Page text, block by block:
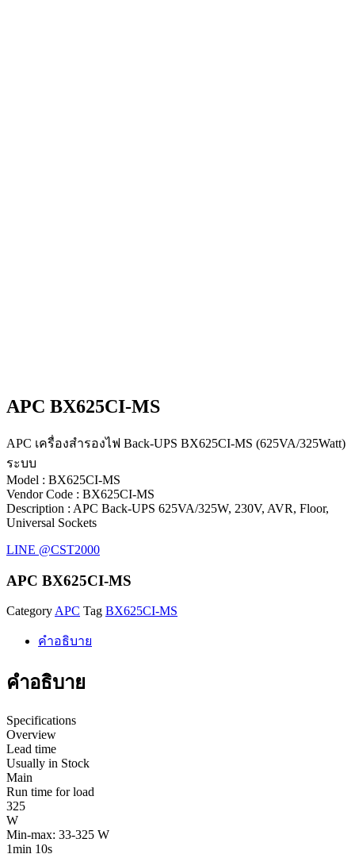
APC BX625CI-MS
APC เครื่องสำรองไฟ Back-UPS BX625CI-MS (625VA/325Watt)
ระบบ
Model : BX625CI-MS
Vendor Code : BX625CI-MS
Description : APC Back-UPS 625VA/325W, 230V, AVR, Floor,
Universal Sockets
LINE @CST2000
APC BX625CI-MS
Category APC Tag BX625CI-MS
คำอธิบาย
คำอธิบาย
Specifications
Overview
Lead time
Usually in Stock
Main
Run time for load
325
W
Min-max: 33-325 W
1min 10s